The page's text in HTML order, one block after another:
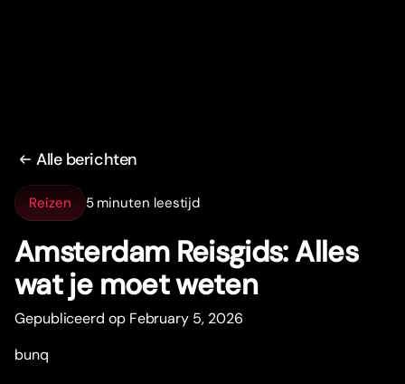
Alle berichten
Reizen 5 minuten leestijd
Amsterdam Reisgids: Alles
wat je moet weten
Gepubliceerd op February 5, 2026
bunq